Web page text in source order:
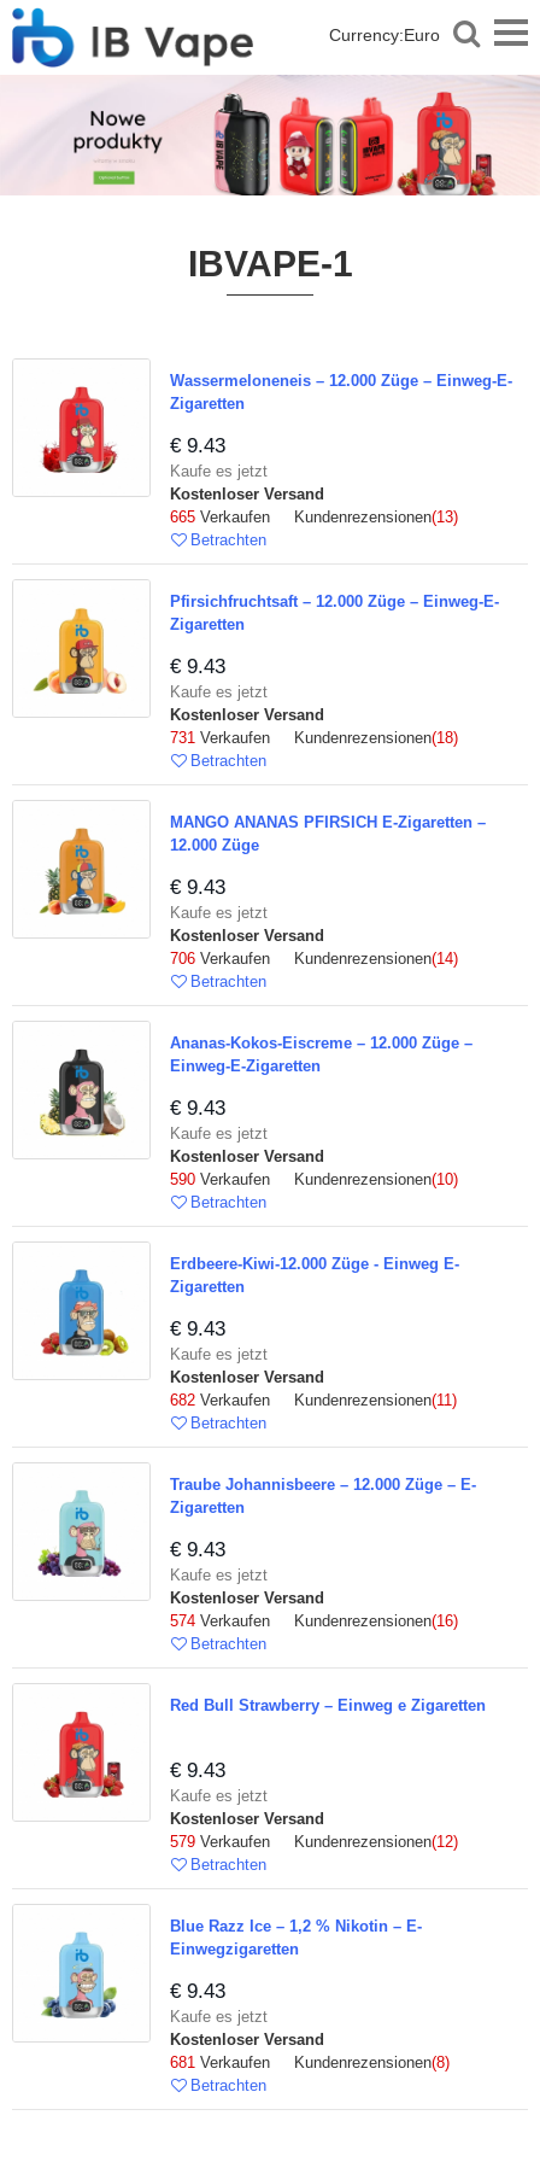
Currency:Euro
IBVAPE-1
Wassermeloneneis – 12.000 Züge – Einweg-E-
Zigaretten
€ 9.43
Kaufe es jetzt
Kostenloser Versand
665 Verkaufen Kundenrezensionen(13)
Betrachten
Pfirsichfruchtsaft – 12.000 Züge – Einweg-E-
Zigaretten
€ 9.43
Kaufe es jetzt
Kostenloser Versand
731 Verkaufen Kundenrezensionen(18)
Betrachten
MANGO ANANAS PFIRSICH E-Zigaretten –
12.000 Züge
€ 9.43
Kaufe es jetzt
Kostenloser Versand
706 Verkaufen Kundenrezensionen(14)
Betrachten
Ananas-Kokos-Eiscreme – 12.000 Züge –
Einweg-E-Zigaretten
€ 9.43
Kaufe es jetzt
Kostenloser Versand
590 Verkaufen Kundenrezensionen(10)
Betrachten
Erdbeere-Kiwi-12.000 Züge - Einweg E-
Zigaretten
€ 9.43
Kaufe es jetzt
Kostenloser Versand
682 Verkaufen Kundenrezensionen(11)
Betrachten
Traube Johannisbeere – 12.000 Züge – E-
Zigaretten
€ 9.43
Kaufe es jetzt
Kostenloser Versand
574 Verkaufen Kundenrezensionen(16)
Betrachten
Red Bull Strawberry – Einweg e Zigaretten
€ 9.43
Kaufe es jetzt
Kostenloser Versand
579 Verkaufen Kundenrezensionen(12)
Betrachten
Blue Razz Ice – 1,2 % Nikotin – E-
Einwegzigaretten
€ 9.43
Kaufe es jetzt
Kostenloser Versand
681 Verkaufen Kundenrezensionen(8)
Betrachten